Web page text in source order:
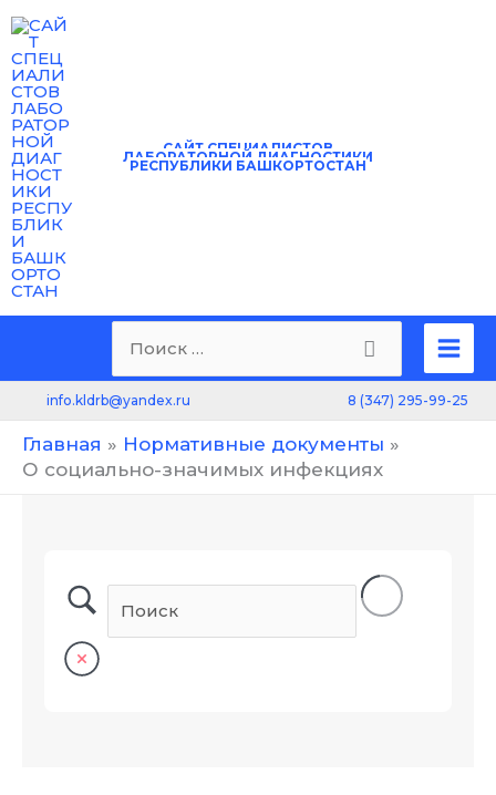
Перейти
содержимому
САЙТ СПЕЦИАЛИСТОВ
ЛАБОРАТОРНОЙ ДИАГНОСТИКИ
РЕСПУБЛИКИ БАШКОРТОСТАН
Main
info.kldrb@yandex.ru 8 (347) 295-99-25
Главная
Нормативные документы
О социально-значимых инфекциях